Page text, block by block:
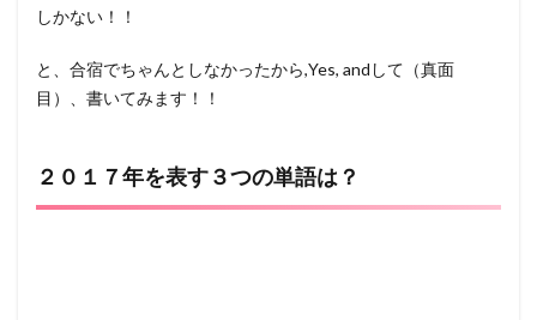
しかない！！
と、合宿でちゃんとしなかったから,Yes, andして（真面
目）、書いてみます！！
２０１７年を表す３つの単語は？